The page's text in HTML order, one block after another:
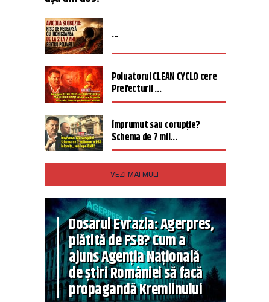
...
Poluatorul CLEAN CYCLO cere
Prefecturii ...
Împrumut sau corupție?
Schema de 7 mil...
VEZI MAI MULT
Dosarul Evrazia: Agerpres,
plătită de FSB? Cum a
ajuns Agenția Națională
de știri României să facă
propagandă Kremlinului